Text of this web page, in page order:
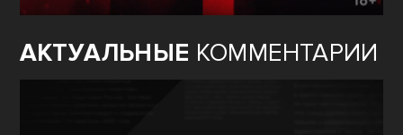
АКТУАЛЬНЫЕ КОММЕНТАРИИ